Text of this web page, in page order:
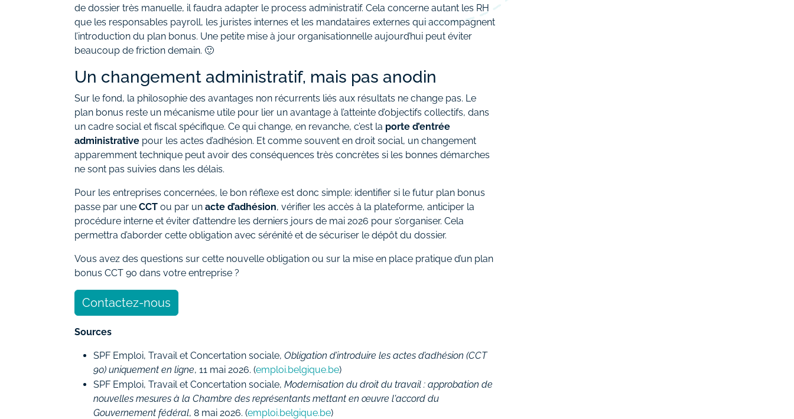
de dossier très manuelle, il faudra adapter le process administratif. Cela concerne autant les RH
que les responsables payroll, les juristes internes et les mandataires externes qui accompagnent
l’introduction du plan bonus. Une petite mise à jour organisationnelle aujourd’hui peut éviter
beaucoup de friction demain. 🙂
Un changement administratif, mais pas anodin
Sur le fond, la philosophie des avantages non récurrents liés aux résultats ne change pas. Le
plan bonus reste un mécanisme utile pour lier un avantage à l’atteinte d’objectifs collectifs, dans
un cadre social et fiscal spécifique. Ce qui change, en revanche, c’est la porte d’entrée
administrative pour les actes d’adhésion. Et comme souvent en droit social, un changement
apparemment technique peut avoir des conséquences très concrètes si les bonnes démarches
ne sont pas suivies dans les délais.
Pour les entreprises concernées, le bon réflexe est donc simple: identifier si le futur plan bonus
passe par une CCT ou par un acte d’adhésion, vérifier les accès à la plateforme, anticiper la
procédure interne et éviter d’attendre les derniers jours de mai 2026 pour s’organiser. Cela
permettra d’aborder cette obligation avec sérénité et de sécuriser le dépôt du dossier.
Vous avez des questions sur cette nouvelle obligation ou sur la mise en place pratique d’un plan
bonus CCT 90 dans votre entreprise ?
Contactez-nous
Sources
SPF Emploi, Travail et Concertation sociale, Obligation d’introduire les actes d’adhésion (CCT
90) uniquement en ligne, 11 mai 2026. (emploi.belgique.be)
SPF Emploi, Travail et Concertation sociale, Modernisation du droit du travail : approbation de
nouvelles mesures à la Chambre des représentants mettant en œuvre l'accord du
Gouvernement fédéral, 8 mai 2026. (emploi.belgique.be)